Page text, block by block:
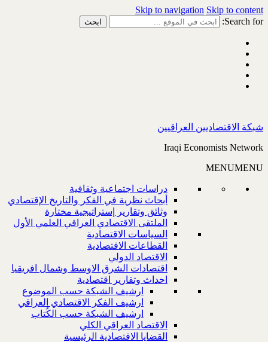
Skip to navigation Skip to content
Search for:
شبكة الاقتصاديين العراقيين
Iraqi Economists Network
MENUMENU
دراسات اجتماعية وثقافية
أبحاث نظرية في الفكر والتاريخ الإقتصادي
وثائق وتقارير إستراتيجية مختارة
الملتقى الاقتصادي العراقي العلمي الأول
السياسات الاقتصادية
القطاعات الاقتصادية
الاقتصاد الدولي
اقتصادات الشرق الاوسط وشمال افريقيا
احداث وتقارير اقتصادية
ارشيف الشبكة حسب الموضوع
ارشيف الفكر الاقتصادي العراقي
ارشيف الشبكة حسب الكُتاب
الاقتصاد العراقي الكلي
القضايا الاقتصادية الرئيسية